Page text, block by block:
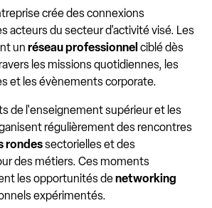
crée des connexions
acteurs du secteur d'activité visé. Les
un réseau professionnel ciblé dès
les missions quotidiennes, les
et les évènements corporate.
de l'enseignement supérieur et les
régulièrement des rencontres
rondessectorielles et des
des métiers. Ces moments
les opportunités denetworking
expérimentés.